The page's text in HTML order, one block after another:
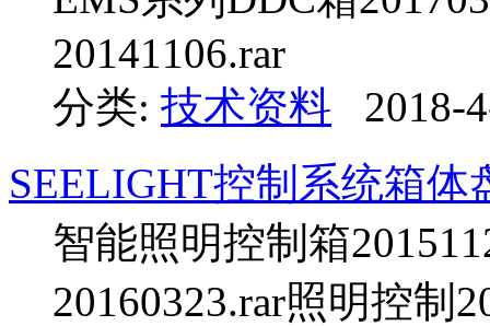
20141106.rar
分类: 技术资料
2018-
SEELIGHT控制系统箱体
智能照明控制箱
20160323.rar照明控制